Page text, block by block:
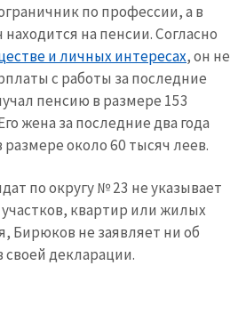
по профессии, а в
на пенсии. Согласно
и личных интересах, он не
с работы за последние
пенсию в размере 153
жена за последние два года
размере около 60 тысяч леев.
по округу № 23 не указывает
квартир или жилых
Бирюков не заявляет ни об
декларации.